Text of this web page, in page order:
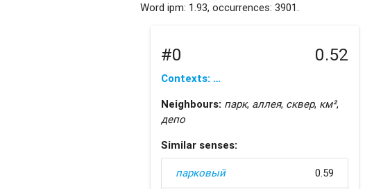
Word ipm: 1.93, occurrences: 3901.
#0 0.52
Contexts: …
Neighbours: парк, аллея, сквер, км²,
депо
Similar senses:
парковый 0.59